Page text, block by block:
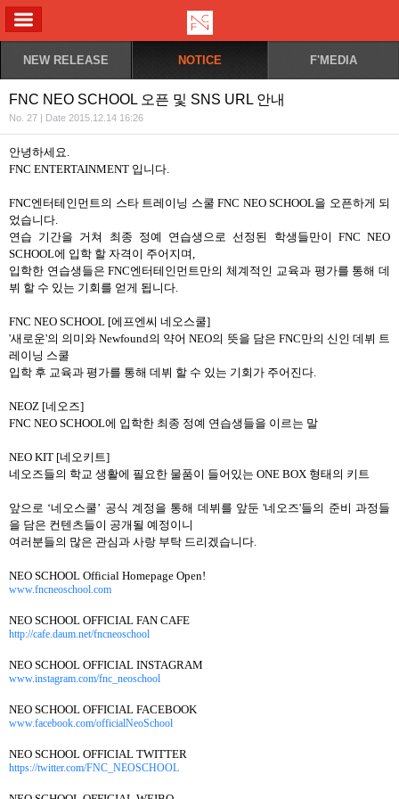
NEW RELEASE NOTICE F'MEDIA
FNC NEO SCHOOL 오픈 및 SNS URL 안내
No. 27 | Date 2015.12.14 16:26
안녕하세요.
FNC ENTERTAINMENT 입니다.
FNC엔터테인먼트의 스타 트레이닝 스쿨 FNC NEO SCHOOL을 오픈하게 되
었습니다.
연습 기간을 거쳐 최종 정예 연습생으로 선정된 학생들만이 FNC NEO
SCHOOL에 입학 할 자격이 주어지며,
입학한 연습생들은 FNC엔터테인먼트만의 체계적인 교육과 평가를 통해 데
뷔 할 수 있는 기회를 얻게 됩니다.
FNC NEO SCHOOL [에프엔씨 네오스쿨]
'새로운'의 의미와 Newfound의 약어 NEO의 뜻을 담은 FNC만의 신인 데뷔 트
레이닝 스쿨
입학 후 교육과 평가를 통해 데뷔 할 수 있는 기회가 주어진다.
NEOZ [네오즈]
FNC NEO SCHOOL에 입학한 최종 정예 연습생들을 이르는 말
NEO KIT [네오키트]
네오즈들의 학교 생활에 필요한 물품이 들어있는 ONE BOX 형태의 키트
앞으로 ‘네오스쿨’ 공식 계정을 통해 데뷔를 앞둔 '네오즈'들의 준비 과정들
을 담은 컨텐츠들이 공개될 예정이니
여러분들의 많은 관심과 사랑 부탁 드리겠습니다.
NEO SCHOOL Official Homepage Open!
www.fncneoschool.com
NEO SCHOOL OFFICIAL FAN CAFE
http://cafe.daum.net/fncneoschool
NEO SCHOOL OFFICIAL INSTAGRAM
www.instagram.com/fnc_neoschool
NEO SCHOOL OFFICIAL FACEBOOK
www.facebook.com/officialNeoSchool
NEO SCHOOL OFFICIAL TWITTER
https://twitter.com/FNC_NEOSCHOOL